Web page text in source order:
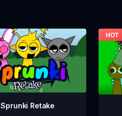
Sprunki Retake